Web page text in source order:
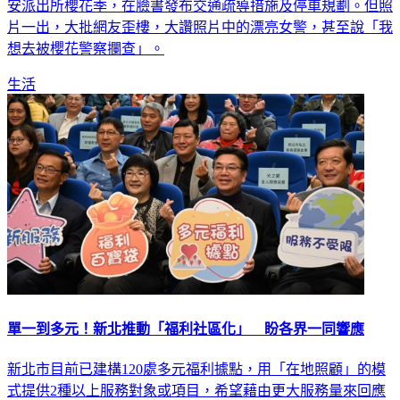
安派出所櫻花季，在臉書發布交通疏導措施及停車規劃。但照
片一出，大批網友歪樓，大讚照片中的漂亮女警，甚至說「我
想去被櫻花警察攔查」。
生活
單一到多元！新北推動「福利社區化」 盼各界一同響應
新北市目前已建構120處多元福利據點，用「在地照顧」的模
式提供2種以上服務對象或項目，希望藉由更大服務量來回應